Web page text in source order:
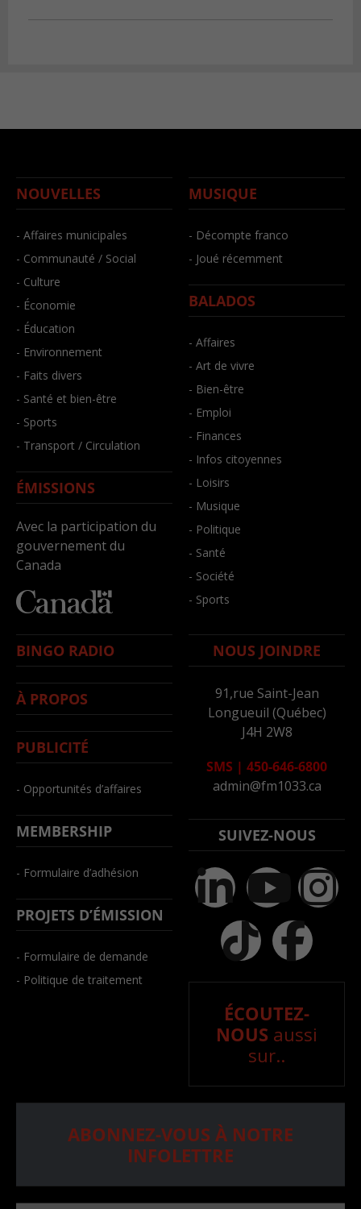
NOUVELLES
- Affaires municipales
- Communauté / Social
- Culture
- Économie
- Éducation
- Environnement
- Faits divers
- Santé et bien-être
- Sports
- Transport / Circulation
ÉMISSIONS
Avec la participation du
gouvernement du
Canada
MUSIQUE
- Décompte franco
- Joué récemment
BALADOS
- Affaires
- Art de vivre
- Bien-être
- Emploi
- Finances
- Infos citoyennes
- Loisirs
- Musique
- Politique
- Santé
- Société
- Sports
BINGO RADIO
À PROPOS
PUBLICITÉ
- Opportunités d’affaires
MEMBERSHIP
- Formulaire d’adhésion
PROJETS D’ÉMISSION
- Formulaire de demande
- Politique de traitement
NOUS JOINDRE
91,rue Saint-Jean
Longueuil (Québec)
J4H 2W8
SMS | 450-646-6800
admin@fm1033.ca
SUIVEZ-NOUS
ÉCOUTEZ-
NOUS aussi
sur..
ABONNEZ-VOUS À NOTRE
INFOLETTRE